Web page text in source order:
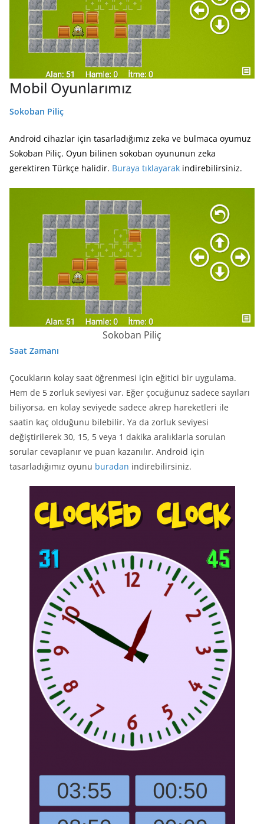
Mobil Oyunlarımız
Sokoban Piliç
Android cihazlar için tasarladığımız zeka ve bulmaca oyumuz
Sokoban Piliç. Oyun bilinen sokoban oyununun zeka
gerektiren Türkçe halidir. Buraya tıklayarak indirebilirsiniz.
Sokoban Piliç
Saat Zamanı
Çocukların kolay saat öğrenmesi için eğitici bir uygulama.
Hem de 5 zorluk seviyesi var. Eğer çocuğunuz sadece sayıları
biliyorsa, en kolay seviyede sadece akrep hareketleri ile
saatin kaç olduğunu bilebilir. Ya da zorluk seviyesi
değiştirilerek 30, 15, 5 veya 1 dakika aralıklarla sorulan
sorular cevaplanır ve puan kazanılır. Android için
tasarladığımız oyunu buradan indirebilirsiniz.